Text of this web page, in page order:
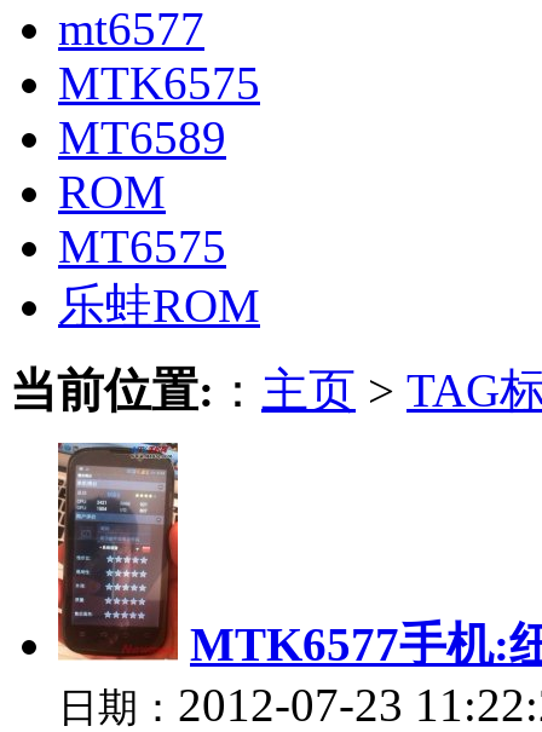
mt6577
MTK6575
MT6589
ROM
MT6575
乐蛙ROM
当前位置: ： 主页 > TAG
MTK6577手机:
日期： 2012-07-23